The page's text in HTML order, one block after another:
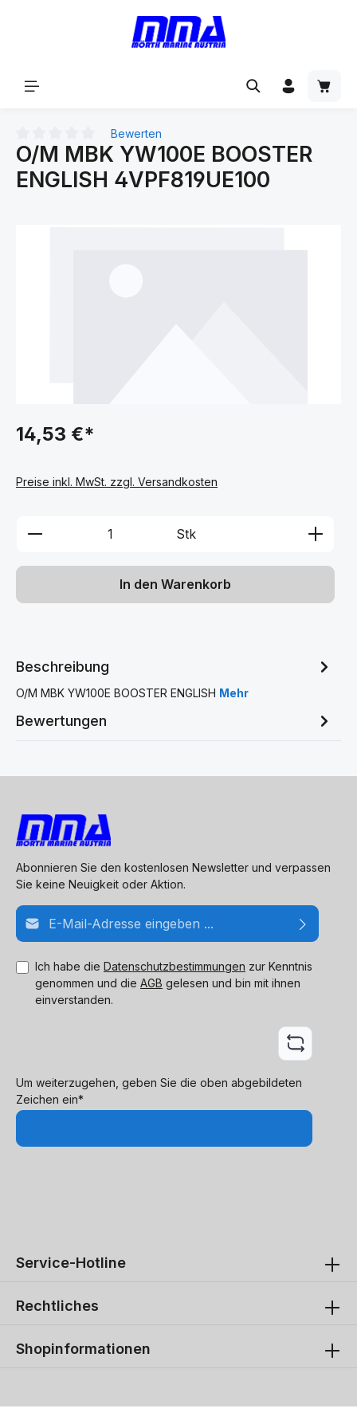
Durchschnittliche Bewertung von 0 von 5 Sternen
Bewerten
O/M MBK YW100E BOOSTER
ENGLISH 4VPF819UE100
14,53 €*
Preise inkl. MwSt. zzgl. Versandkosten
Produkt Anzahl: Gib den
Stk
In den Warenkorb
Beschreibung
O/M MBK YW100E BOOSTER ENGLISH Mehr
Bewertungen
Abonnieren Sie den kostenlosen Newsletter und verpassen
Sie keine Neuigkeit oder Aktion.
E-Mail-Adresse*
Ich habe die Datenschutzbestimmungen zur Kenntnis
genommen und die AGB gelesen und bin mit ihnen
einverstanden.
Um weiterzugehen, geben Sie die oben abgebildeten
Zeichen ein*
Service-Hotline
Rechtliches
Shopinformationen